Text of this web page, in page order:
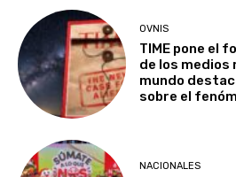
OVNIS
TIME pone el
de los medios
mundo
sobre el
NACIONALES